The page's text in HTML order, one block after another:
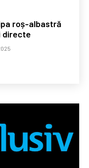
roș-albastră
directe